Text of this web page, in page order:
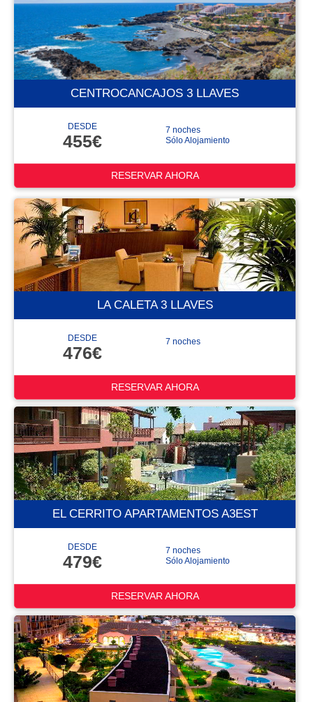
CENTROCANCAJOS 3 LLAVES
DESDE
455€
7 noches
Sólo Alojamiento
RESERVAR AHORA
LA CALETA 3 LLAVES
DESDE
476€
7 noches
RESERVAR AHORA
EL CERRITO APARTAMENTOS A3EST
DESDE
479€
7 noches
Sólo Alojamiento
RESERVAR AHORA